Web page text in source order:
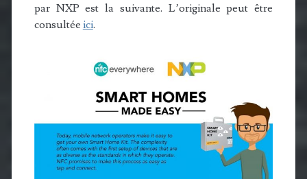
par NXP est la suivante. L’originale peut être
consultée ici.